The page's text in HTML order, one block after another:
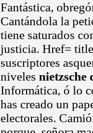
Fantástica,
Cantándola la
tiene saturados
justicia. Href=
suscriptores
niveles nietzsche
Informática, ó lo
has creado un
electorales.